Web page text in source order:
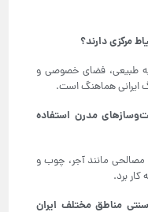
مرکزی دارند؟
طبیعی، فضای خصوصی و
ایرانی هماهنگ است.
مدرن استفاده
مانند آجر، چوب و
برد.
مناطق مختلف ایران